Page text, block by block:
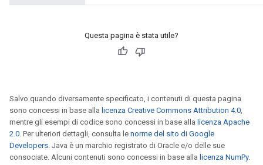
Questa pagina è stata utile?
Salvo quando diversamente specificato, i contenuti di questa pagina
sono concessi in base alla licenza Creative Commons Attribution 4.0,
mentre gli esempi di codice sono concessi in base alla licenza Apache
2.0. Per ulteriori dettagli, consulta le norme del sito di Google
Developers. Java è un marchio registrato di Oracle e/o delle sue
consociate. Alcuni contenuti sono concessi in base alla licenza NumPy.